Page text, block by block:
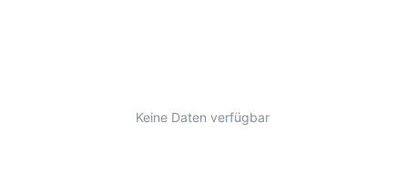
Keine Daten verfügbar